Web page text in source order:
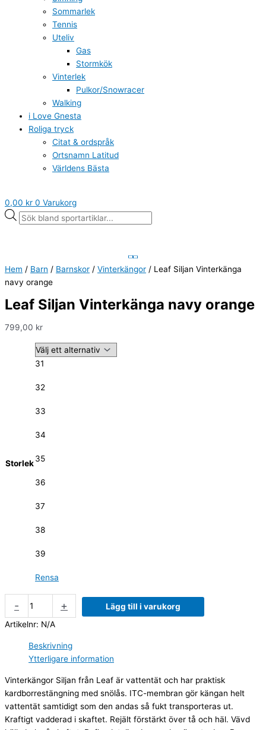
Sommarlek
Tennis
Uteliv
Gas
Stormkök
Vinterlek
Pulkor/Snowracer
Walking
i Love Gnesta
Roliga tryck
Citat & ordspråk
Ortsnamn Latitud
Världens Bästa
0,00 kr 0 Varukorg
Hem / Barn / Barnskor / Vinterkängor / Leaf Siljan Vinterkänga
navy orange
Leaf Siljan Vinterkänga navy orange
799,00 kr
Storlek
31
32
33
34
35
36
37
38
39
Rensa
- +
Lägg till i varukorg
Artikelnr: N/A
Beskrivning
Ytterligare information
Vinterkängor Siljan från Leaf är vattentät och har praktisk
kardborrestängning med snölås. ITC-membran gör kängan helt
vattentät samtidigt som den andas så fukt transporteras ut.
Kraftigt vadderad i skaftet. Rejält förstärkt över tå och häl. Vävd